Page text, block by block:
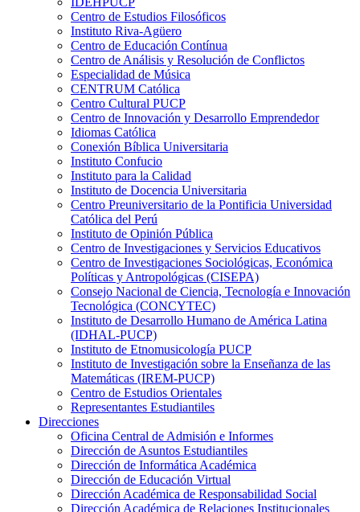
Centro de Estudios Filosóficos
Instituto Riva-Agüero
Centro de Educación Contínua
Centro de Análisis y Resolución de Conflictos
Especialidad de Música
CENTRUM Católica
Centro Cultural PUCP
Centro de Innovación y Desarrollo Emprendedor
Idiomas Católica
Conexión Bíblica Universitaria
Instituto Confucio
Instituto para la Calidad
Instituto de Docencia Universitaria
Centro Preuniversitario de la Pontificia Universidad
Católica del Perú
Instituto de Opinión Pública
Centro de Investigaciones y Servicios Educativos
Centro de Investigaciones Sociológicas, Económica
Políticas y Antropológicas (CISEPA)
Consejo Nacional de Ciencia, Tecnología e Innovación
Tecnológica (CONCYTEC)
Instituto de Desarrollo Humano de América Latina
(IDHAL-PUCP)
Instituto de Etnomusicología PUCP
Instituto de Investigación sobre la Enseñanza de las
Matemáticas (IREM-PUCP)
Centro de Estudios Orientales
Representantes Estudiantiles
Direcciones
Oficina Central de Admisión e Informes
Dirección de Asuntos Estudiantiles
Dirección de Informática Académica
Dirección de Educación Virtual
Dirección Académica de Responsabilidad Social
Dirección Académica de Relaciones Institucionales